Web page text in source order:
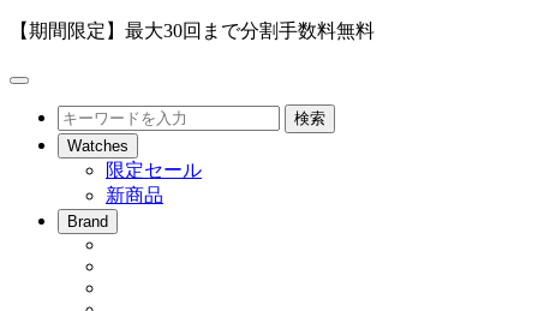
【期間限定】最大30回まで分割手数料無料
メ
検
索
検索
Watches
限定セール
新商品
Brand